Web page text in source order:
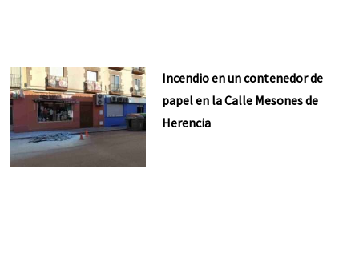
Incendio en un contenedor de
papel en la Calle Mesones de
Herencia